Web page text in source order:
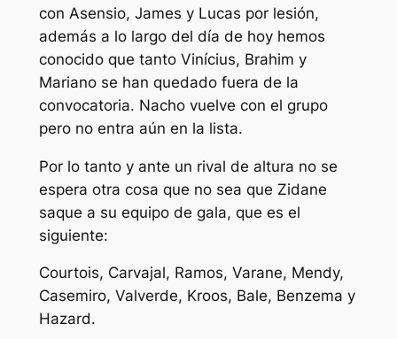
con Asensio, James y Lucas por lesión,
además a lo largo del día de hoy hemos
conocido que tanto Vinícius, Brahim y
Mariano se han quedado fuera de la
convocatoria. Nacho vuelve con el grupo
pero no entra aún en la lista.
Por lo tanto y ante un rival de altura no se
espera otra cosa que no sea que Zidane
saque a su equipo de gala, que es el
siguiente:
Courtois, Carvajal, Ramos, Varane, Mendy,
Casemiro, Valverde, Kroos, Bale, Benzema y
Hazard.